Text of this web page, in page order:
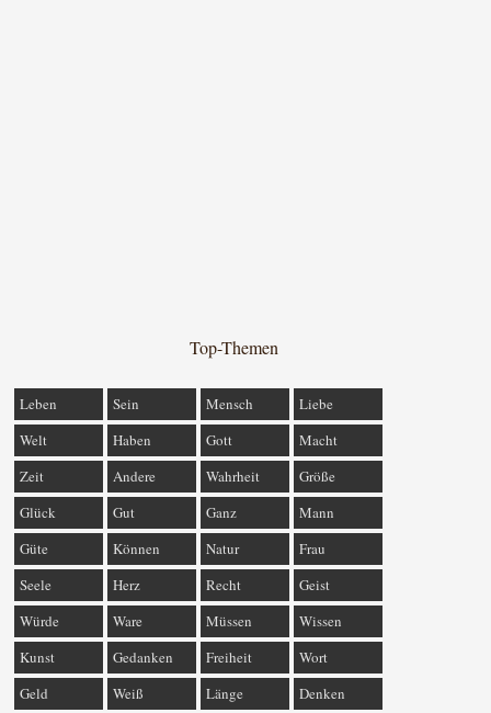
Top-Themen
Leben Sein Mensch
Liebe
Welt
Haben Gott
Macht
Zeit
Andere Wahrheit
Größe
Glück
Gut Ganz
Mann
Güte
Können Natur
Frau
Seele
Herz Recht
Geist
Würde
Ware Müssen
Wissen
Kunst
Gedanken Freiheit
Wort
Geld
Weiß Länge Denken